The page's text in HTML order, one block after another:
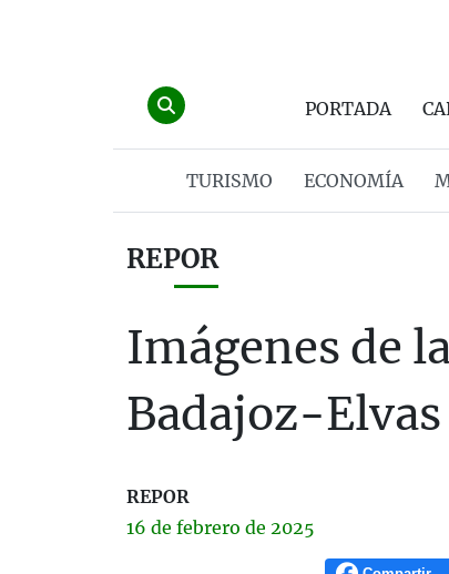
PORTADA
TURISMO ECONOMÍA
REPOR
Imágenes de
Badajoz-Elvas
REPOR
16 de febrero de 2025